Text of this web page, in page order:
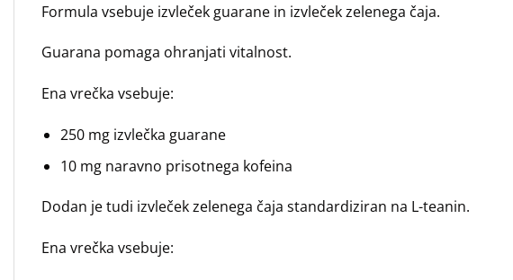
Formula vsebuje izvleček guarane in izvleček zelenega čaja.
Guarana pomaga ohranjati vitalnost.
Ena vrečka vsebuje:
250 mg izvlečka guarane
10 mg naravno prisotnega kofeina
Dodan je tudi izvleček zelenega čaja standardiziran na L-teanin.
Ena vrečka vsebuje: